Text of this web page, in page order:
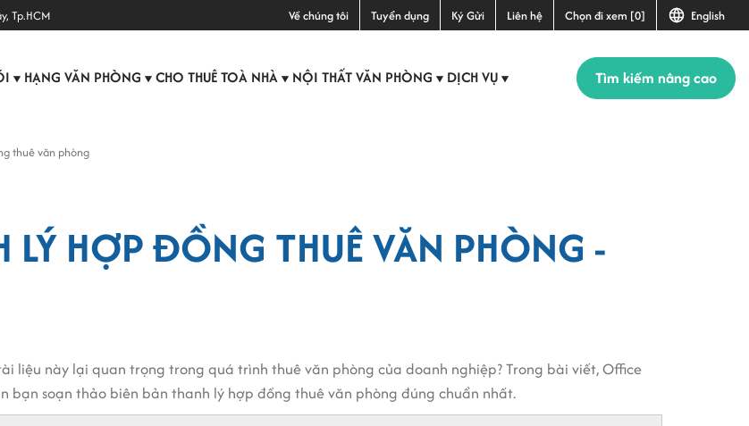
Tp.HCM Về chúng tôi Tuyển dụng Ký Gửi Liên hệ Chọn đi xem [0] English
▼ HẠNG VĂN PHÒNG ▼ CHO THUÊ TOÀ NHÀ ▼ NỘI THẤT VĂN PHÒNG ▼ DỊCH VỤ ▼ Tìm kiếm nâng cao
thuê văn phòng
LÝ HỢP ĐỒNG THUÊ VĂN PHÒNG -
liệu này lại quan trọng trong quá trình thuê văn phòng của doanh nghiệp? Trong bài viết, Office
soạn thảo biên bản thanh lý hợp đồng thuê văn phòng đúng chuẩn nhất.